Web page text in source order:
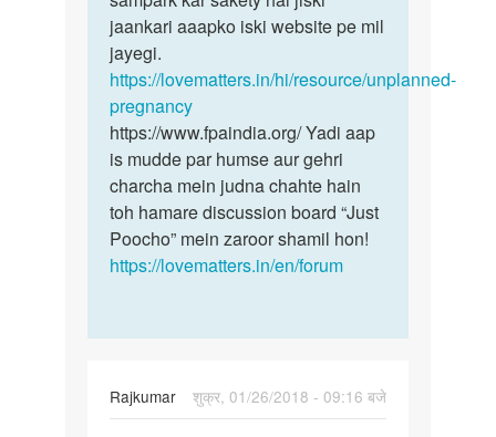
Rajan
kumar
jaankari aaapko iski website pe mil
jayegi.
https://lovematters.in/hi/resource/unplanned-
pregnancy
https://www.fpaindia.org/ Yadi aap
is mudde par humse aur gehri
charcha mein judna chahte hain
toh hamare discussion board “Just
Poocho” mein zaroor shamil hon!
https://lovematters.in/en/forum
Rajkumar
शुक्र, 01/26/2018 - 09:16 बजे